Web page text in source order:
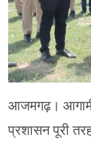
आजमगढ़।
प्रशासन पूरी
प्रयागराज
रामपुर